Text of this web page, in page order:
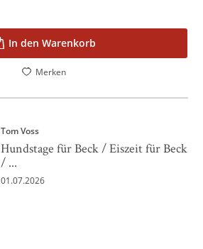
In den Warenkorb
Merken
Tom Voss
Hundstage für Beck / Eiszeit für Beck
/ ...
01.07.2026